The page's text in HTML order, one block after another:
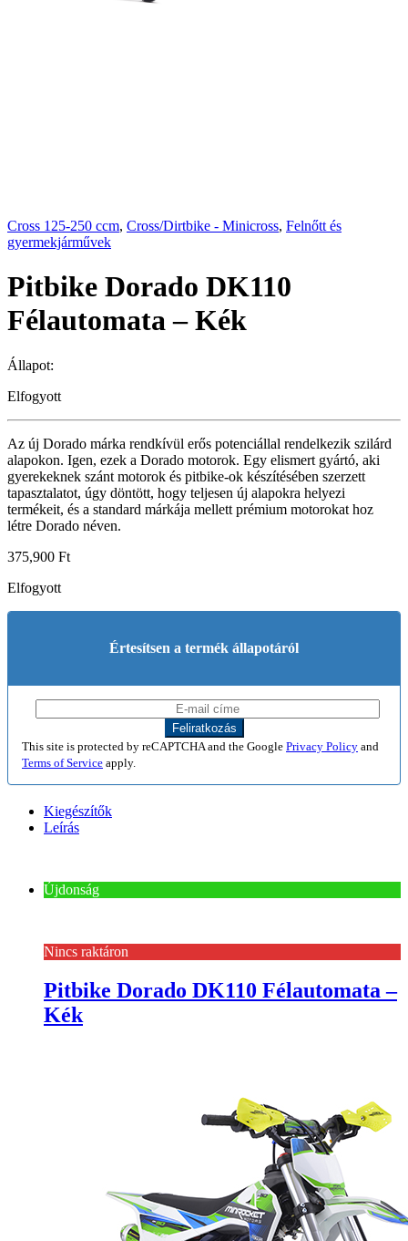
Cross 125-250 ccm, Cross/Dirtbike - Minicross, Felnőtt és
gyermekjárművek
Pitbike Dorado DK110
Félautomata – Kék
Állapot:
Elfogyott
Az új Dorado márka rendkívül erős potenciállal rendelkezik szilárd
alapokon. Igen, ezek a Dorado motorok. Egy elismert gyártó, aki
gyerekeknek szánt motorok és pitbike-ok készítésében szerzett
tapasztalatot, úgy döntött, hogy teljesen új alapokra helyezi
termékeit, és a standard márkája mellett prémium motorokat hoz
létre Dorado néven.
375,900 Ft
Elfogyott
Értesítsen a termék állapotáról
This site is protected by reCAPTCHA and the Google Privacy Policy and
Terms of Service apply.
Kiegészítők
Leírás
Újdonság
Nincs raktáron
Pitbike Dorado DK110 Félautomata –
Kék